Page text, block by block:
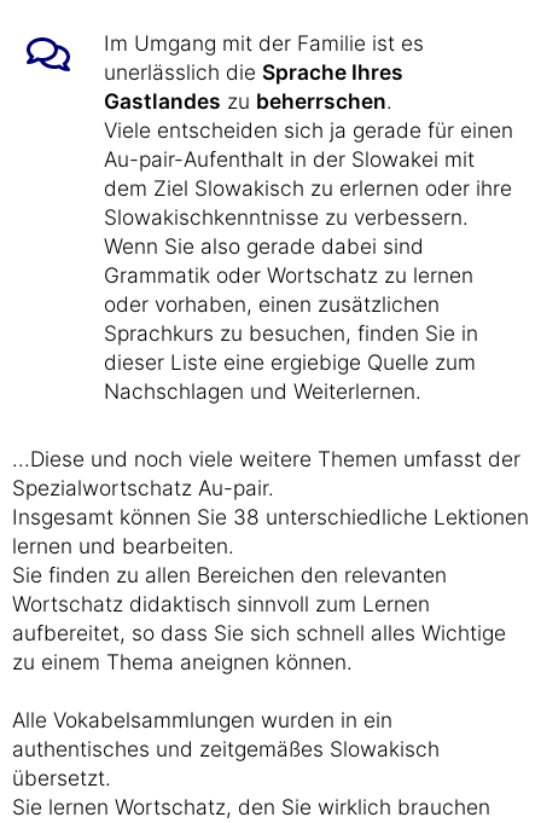
Im Umgang mit der Familie ist es
unerlässlich die Sprache Ihres
Gastlandes zu beherrschen.
Viele entscheiden sich ja gerade für einen
Au-pair-Aufenthalt in der Slowakei mit
dem Ziel Slowakisch zu erlernen oder ihre
Slowakischkenntnisse zu verbessern.
Wenn Sie also gerade dabei sind
Grammatik oder Wortschatz zu lernen
oder vorhaben, einen zusätzlichen
Sprachkurs zu besuchen, finden Sie in
dieser Liste eine ergiebige Quelle zum
Nachschlagen und Weiterlernen.
...Diese und noch viele weitere Themen umfasst der
Spezialwortschatz Au-pair.
Insgesamt können Sie 38 unterschiedliche Lektionen
lernen und bearbeiten.
Sie finden zu allen Bereichen den relevanten
Wortschatz didaktisch sinnvoll zum Lernen
aufbereitet, so dass Sie sich schnell alles Wichtige
zu einem Thema aneignen können.
Alle Vokabelsammlungen wurden in ein
authentisches und zeitgemäßes Slowakisch
übersetzt.
Sie lernen Wortschatz, den Sie wirklich brauchen